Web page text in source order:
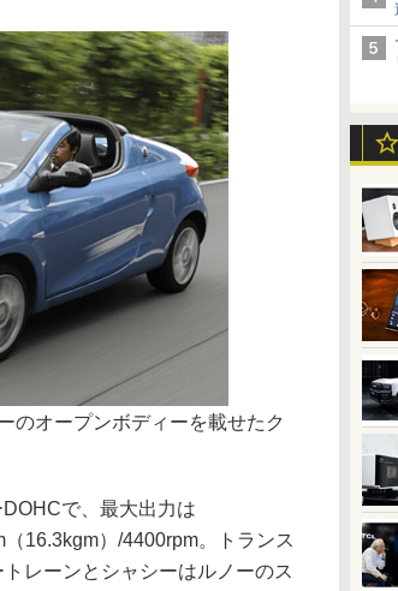
のオープンボディーを載せたク
で、最大出力は
16.3kgm）/4400rpm。トランス
レーンとシャシーはルノーのス